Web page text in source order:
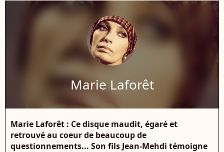
Marie Laforêt
Marie Laforêt : Ce disque maudit, égaré et
retrouvé au coeur de beaucoup de
questionnements... Son fils Jean-Mehdi témoigne